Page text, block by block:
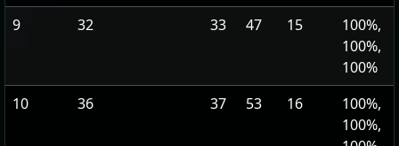
9
32 33 47 15
100%,
100%,
100%
10
36 37 53 16
100%,
100%,